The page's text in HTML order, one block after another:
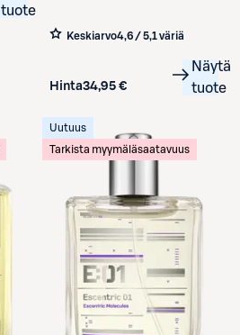
tuote
Keskiarvo4,6 / 5,1 väriä
Hinta34,95 €
Näytä
tuote
Uutuus
Tarkista myymäläsaatavuus